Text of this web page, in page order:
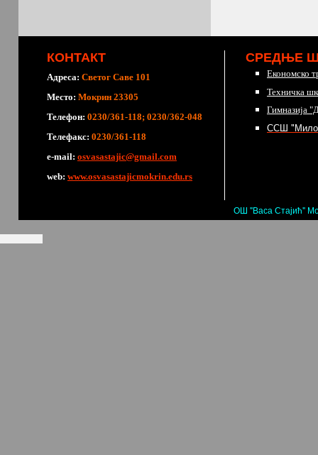
КОНТАКТ
Адреса: Светог Саве 101
Место: Мокрин 23305
Телефон: 0230/361-118; 0230/362-048
Телефакс: 0230/361-118
е-mail: osvasastajic@gmail.com
web: www.osvasastajicmokrin.edu.rs
СРЕДЊЕ
Економско
Техничка
Гимназија
ССШ
ОШ "Васа Стајић"